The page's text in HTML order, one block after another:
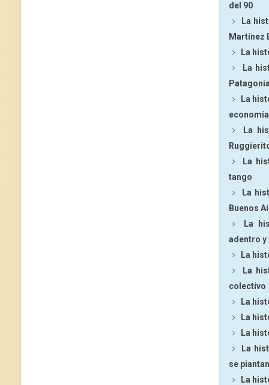
del 90
La
Martínez
La
La
La
economía
La
La
tango
La
Buenos
La
adentro
La
La
colectivo
La
La
La
La
se piantan
La